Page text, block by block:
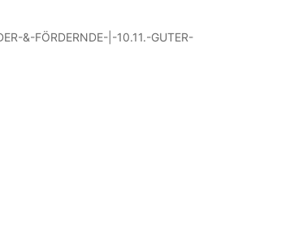
&-FÖRDERNDE-|-10.11.-GUTER-